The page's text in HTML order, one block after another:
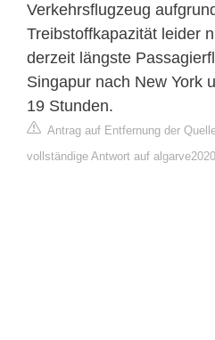
Verkehrsflugzeug
Treibstoffkapazität leider
derzeit längste
Singapur nach New York
19 Stunden.
Antrag auf Entfernung der
vollständige Antwort auf